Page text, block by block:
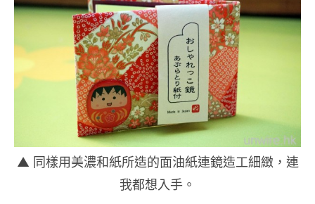
▲ 同樣用美濃和紙所造的面油紙連鏡造工細緻，連
我都想入手。